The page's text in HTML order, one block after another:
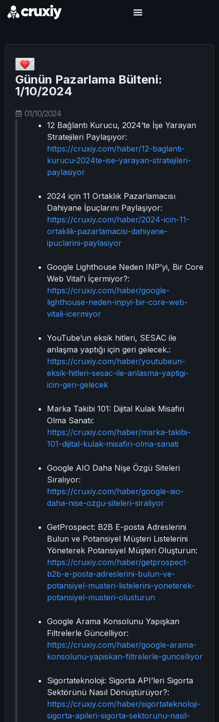
Günün Pazarlama Bülteni:
1/10/2024
01/10/2024
12 Bağlantı Kurucu, 2024’te İşe Yarayan
Stratejileri Paylaşıyor:
https://cruxiy.com/haber/12-baglanti-
kurucu-2024te-ise-yarayan-stratejileri-
paylasiyor
2024 için 11 Ortaklık Pazarlamacısı
Dahiyane İpuçlarını Paylaşıyor:
https://cruxiy.com/haber/2024-icin-11-
ortaklik-pazarlamacisi-dahiyane-
ipuclarini-paylasiyor
Google Lighthouse Neden INP’yi, Bir Core
Web Vital’ı İçermiyor?:
https://cruxiy.com/haber/google-
lighthouse-neden-inpyi-bir-core-web-
vitali-icermiyor
YouTube’un eksik hitleri, SESAC ile
anlaşma yaptığı için geri gelecek.:
https://cruxiy.com/haber/youtubeun-
eksik-hitleri-sesac-ile-anlasma-yaptigi-
icin-geri-gelecek
Marka Takibi 101: Dijital Kulak Misafiri
Olma Sanatı:
https://cruxiy.com/haber/marka-takibi-
101-dijital-kulak-misafiri-olma-sanati
Google AIO Daha Nişe Özgü Siteleri
Sıralıyor:
https://cruxiy.com/haber/google-aio-
daha-nise-ozgu-siteleri-siraliyor
GetProspect: B2B E-posta Adreslerini
Bulun ve Potansiyel Müşteri Listelerini
Yöneterek Potansiyel Müşteri Oluşturun:
https://cruxiy.com/haber/getprospect-
b2b-e-posta-adreslerini-bulun-ve-
potansiyel-musteri-listelerini-yoneterek-
potansiyel-musteri-olusturun
Google Arama Konsolunu Yapışkan
Filtrelerle Güncelliyor:
https://cruxiy.com/haber/google-arama-
konsolunu-yapiskan-filtrelerle-guncelliyor
Sigortateknoloji: Sigorta API’leri Sigorta
Sektörünü Nasıl Dönüştürüyor?:
https://cruxiy.com/haber/sigortateknoloji-
sigorta-apileri-sigorta-sektorunu-nasil-